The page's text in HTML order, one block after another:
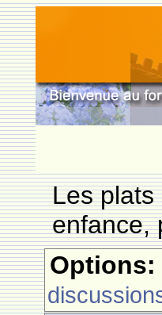
Les plats
enfance,
Options: